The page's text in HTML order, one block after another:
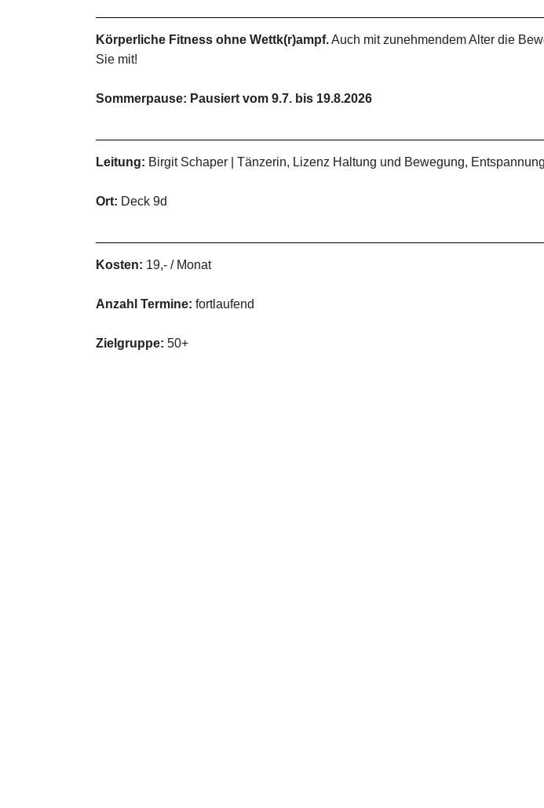
Körperliche Fitness ohne Wettk(r)ampf.Auch mit zunehmendem Alter die
Sie mit!
Sommerpause: Pausiert vom 9.7. bis 19.8.2026
Leitung: Birgit Schaper | Tänzerin, Lizenz Haltung und Bewegung,
Ort: Deck 9d
Kosten: 19,- / Monat
Anzahl Termine: fortlaufend
Zielgruppe: 50+